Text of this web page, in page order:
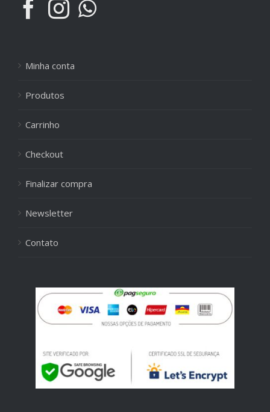
Minha conta
Produtos
Carrinho
Checkout
Finalizar compra
Newsletter
Contato